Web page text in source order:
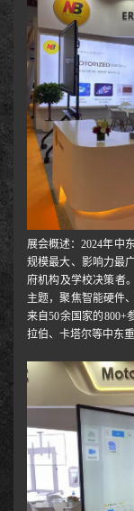
展会概述：2024年中
规模最大、影响力最
府机构及学校决策者
主题，聚焦智能硬件
来自50余国家的800+
拉伯、卡塔尔等中东重